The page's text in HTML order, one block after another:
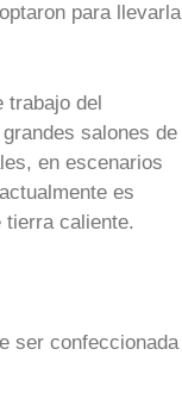
para llevarla
trabajo del
salones de
en escenarios
es
tierra caliente.
ser confeccionada